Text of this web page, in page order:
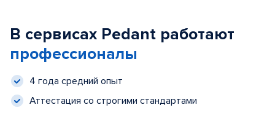
В сервисах Pedant работают
профессионалы
4 года средний опыт
Аттестация со строгими стандартами